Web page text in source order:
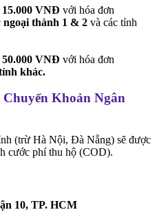
15.000 VNĐ với hóa đơn
ngoại thành 1 & 2 và các tỉnh
50.000 VNĐ với hóa đơn
khác.
Khoản Ngân
(trừ Hà Nội, Đà Nẵng) sẽ được
cước phí thu hộ (COD).
10, TP. HCM